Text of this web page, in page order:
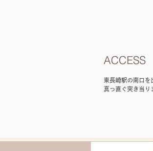
ACCESS
東長崎駅の南口を
真っ直ぐ突き当り